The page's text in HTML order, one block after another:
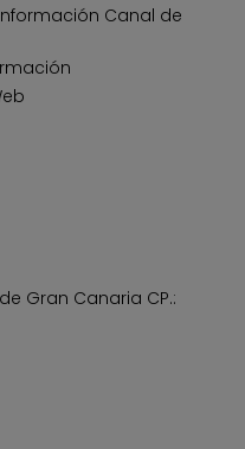
Canal de
Gran Canaria CP.: